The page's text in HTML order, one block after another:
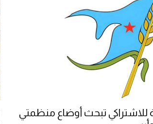
للاشتراكي تبحث أوضاع منظمتي